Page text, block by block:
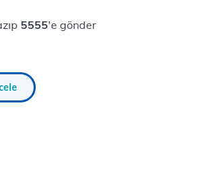
5555'e gönder